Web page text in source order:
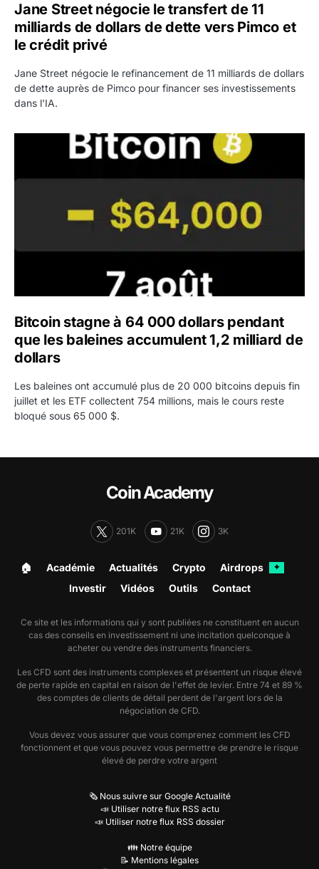
Jane Street négocie le transfert de 11
milliards de dollars de dette vers Pimco et
le crédit privé
Jane Street négocie le refinancement de 11 milliards de dollars
de dette auprès de Pimco pour financer ses investissements
dans l'IA.
Bitcoin stagne à 64 000 dollars pendant que les
Bitcoin stagne à 64 000 dollars pendant
que les baleines accumulent 1,2 milliard de
dollars
Les baleines ont accumulé plus de 20 000 bitcoins depuis fin
juillet et les ETF collectent 754 millions, mais le cours reste
bloqué sous 65 000 $.
Coin Academy
201K 21K 3K
🏠︎ Académie Actualités Crypto Airdrops ✦
Investir Vidéos Outils Contact
Ce site et les informations qui y sont publiées ne constituent en aucun
cas des conseils en investissement ni une incitation quelconque à
acheter ou vendre des instruments financiers.
Les CFD sont des instruments complexes et présentent un risque élevé
de perte rapide en capital en raison de l'effet de levier. Entre 74 et 89 %
des comptes de clients de détail perdent de l'argent lors de la
négociation de CFD.
Vous devez vous assurer que vous comprenez comment les CFD
fonctionnent et que vous pouvez vous permettre de prendre le risque
élevé de perdre votre argent
🗞️ Nous suivre sur Google Actualité
📣 Utiliser notre flux RSS actu
📣 Utiliser notre flux RSS dossier
👪 Notre équipe
📝 Mentions légales